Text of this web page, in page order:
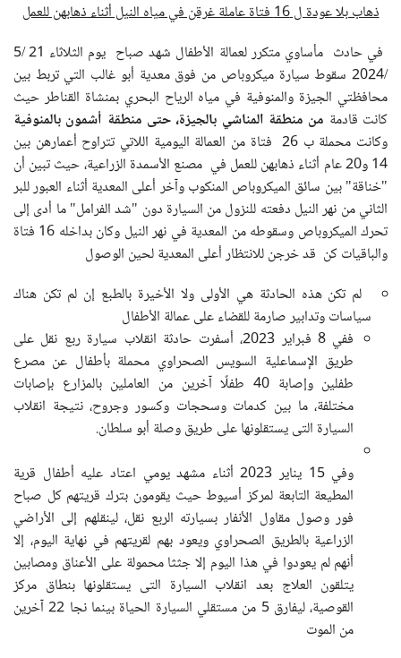
ذهاب بلا عودة ل 16 فتاة عاملة غرقن في مياه النيل أثناء ذهابهن للعمل
في حادث مأساوي متكرر لعمالة الأطفال شهد صباح يوم الثلاثاء 21 /5
/2024 سقوط سيارة ميكروباص من فوق معدية أبو غالب التي تربط بين
محافظتي الجيزة والمنوفية في مياه الرياح البحري بمنشاة القناطر حيث
كانت قادمة من منطقة المناشي بالجيزة، حتى منطقة أشمون بالمنوفية
وكانت محملة ب 26 فتاة من العمالة اليومية اللاتي تتراوح أعمارهن بين
14 و20 عام أثناء ذهابهن للعمل في مصنع الأسمدة الزراعية، حيث تبين أن
"خناقة" بين سائق الميكروباص المنكوب وآخر أعلى المعدية أثناء العبور للبر
الثاني من نهر النيل دفعته للنزول من السيارة دون "شد الفرامل" ما أدى إلى
تحرك الميكروباص وسقوطه من المعدية في نهر النيل وكان بداخله 16 فتاة
والباقيات كن قد خرجن للانتظار أعلى المعدية لحين الوصول
لم تكن هذه الحادثة هي الأولى ولا الأخيرة بالطبع إن لم تكن هناك
سياسات وتدابير صارمة للقضاء على عمالة الأطفال
ففي 8 فبراير 2023، أسفرت حادثة انقلاب سيارة ربع نقل على
طريق الإسماعلية السويس الصحراوي محملة بأطفال عن مصرع
طفلين وإصابة 40 طفلًا آخرين من العاملين بالمزارع بإصابات
مختلفة، ما بين كدمات وسحجات وكسور وجروح، نتيجة انقلاب
السيارة التى يستقلونها على طريق وصلة أبو سلطان.
وفي 15 يناير 2023 أثناء مشهد يومي اعتاد عليه أطفال قرية
المطيعة التابعة لمركز أسيوط حيث يقومون بترك قريتهم كل صباح
فور وصول مقاول الأنفار بسيارته الربع نقل، لينقلهم إلى الأراضي
الزراعية بالطريق الصحراوي ويعود بهم لقريتهم في نهاية اليوم، إلا
أنهم لم يعودوا في هذا اليوم إلا جثثا محمولة على الأعناق ومصابين
يتلقون العلاج بعد انقلاب السيارة التى يستقلونها بنطاق مركز
القوصية، ليفارق 5 من مستقلي السيارة الحياة بينما نجا 22 آخرين
من الموت